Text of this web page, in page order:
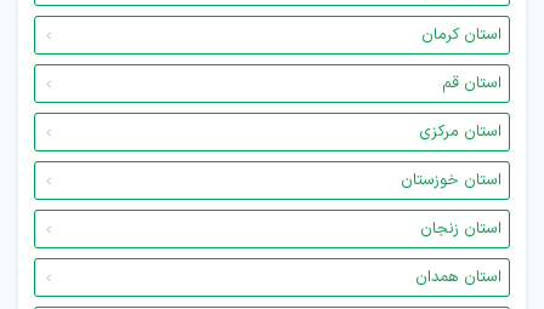
استان کرمان
استان قم
استان مرکزی
استان خوزستان
استان زنجان
استان همدان